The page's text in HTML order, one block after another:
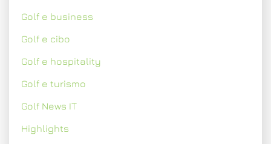
Golf e business
Golf e cibo
Golf e hospitality
Golf e turismo
Golf News IT
Highlights